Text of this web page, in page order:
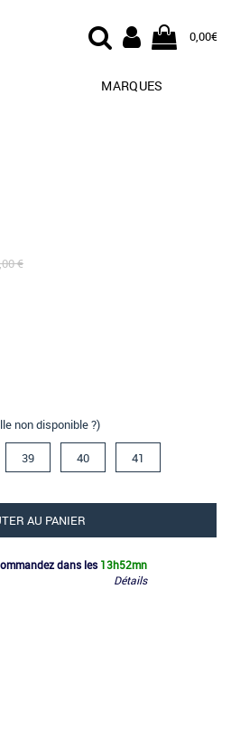
0,00€
MARQUES
€
non disponible ?)
39 40 41
AU PANIER
dans les 13h52mn
Détails